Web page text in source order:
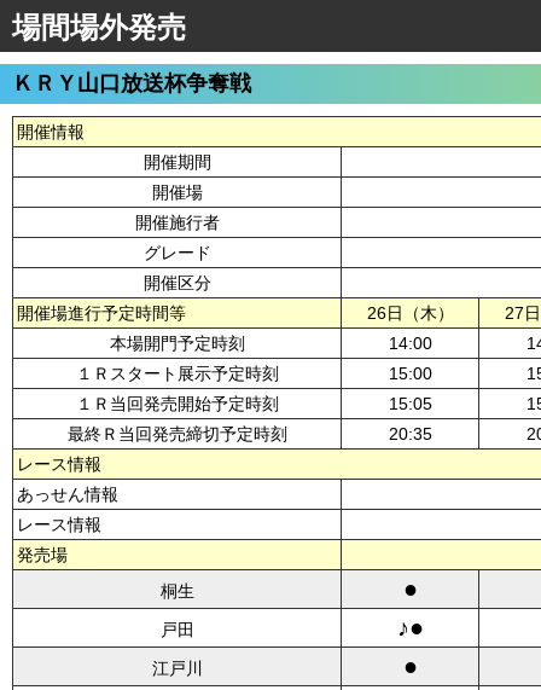
場間場外発売
ＫＲＹ山口放送杯争奪戦
開催情報
開催期間
開催場
開催施行者
グレード
開催区分
開催場進行予定時間等
26日（木）
27
本場開門予定時刻
14:00
１Ｒスタート展示予定時刻
15:00
１Ｒ当回発売開始予定時刻
15:05
最終Ｒ当回発売締切予定時刻
20:35
レース情報
あっせん情報
レース情報
発売場
桐生
●
戸田 ♪●
江戸川 ●